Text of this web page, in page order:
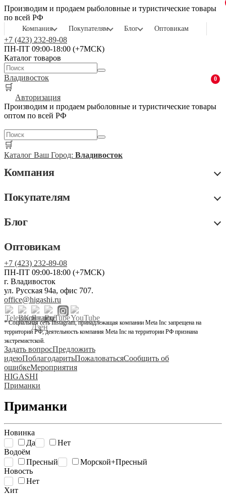
Производим и продаем рыболовные и туристические товары
по всей РФ
Компания Покупателям Блог Оптовикам
+7 (423) 232-89-08
ПН-ПТ 09:00-18:00 (+7МСК)
Каталог товаров
Владивосток
🛒
0
Авторизация
Производим и продаем рыболовные и туристические товары
оптом по всей РФ
🛒
Каталог Ваш Город: Владивосток
Компания
Покупателям
Блог
Оптовикам
+7 (423) 232-89-08
ПН-ПТ 09:00-18:00 (+7МСК)
г. Владивосток
ул. Русская 94а, офис 707.
office@higashi.ru
* Социальная сеть Instagram, принадлежащая компании Meta Inc запрещена на
территории РФ, деятельность компания Meta Inc на территории РФ признана
экстремистской.
Задать вопросПредложить
идеюПоблагодаритьПожаловатьсяСообщить об
ошибкеМероприятия
HIGASHI
Приманки
Приманки
Новинка
Да
Нет
Водоём
Пресный
Морской+Пресный
Новость
Нет
Хит